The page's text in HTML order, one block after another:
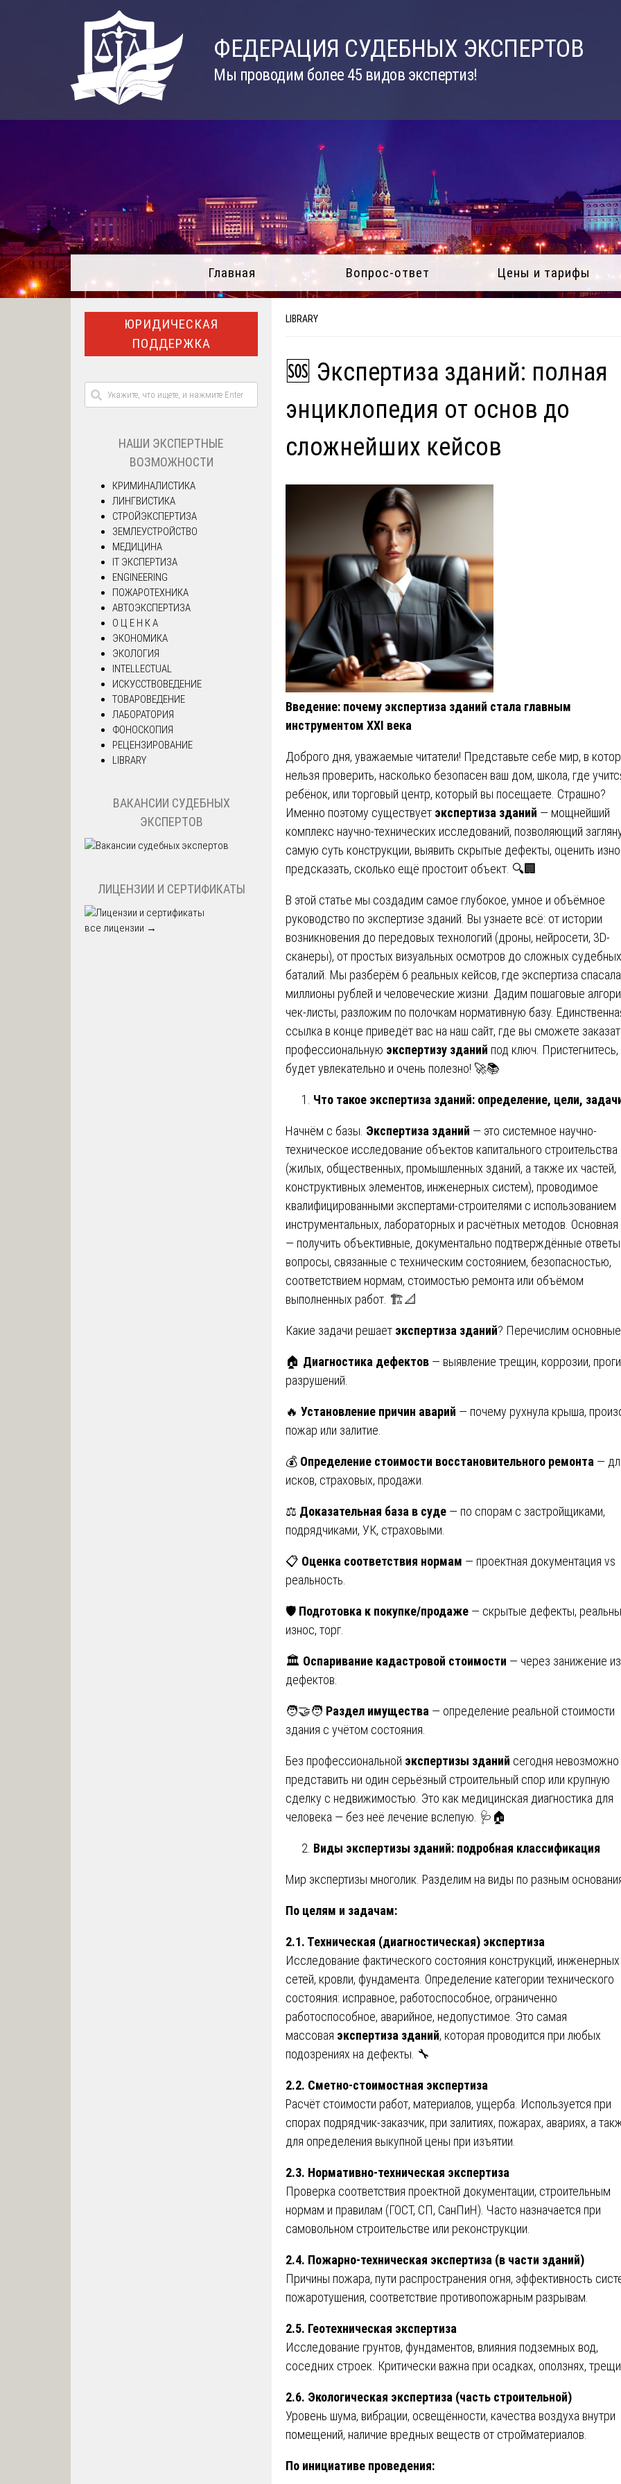
ФЕДЕРАЦИЯ СУДЕБНЫХ ЭКСПЕРТОВ
Мы проводим более 45 видов экспертиз!
Главная Вопрос-ответ Цены и тарифы
LIBRARY
🆘 Экспертиза зданий: полная
энциклопедия от основ до
сложнейших кейсов
Введение: почему экспертиза зданий стала главным
инструментом XXI века
Доброго дня, уважаемые читатели! Представьте себе мир, в
нельзя проверить, насколько безопасен ваш дом, школа, где
ребёнок, или торговый центр, который вы посещаете. Страшно?
Именно поэтому существует экспертиза зданий — мощнейший
комплекс научно-технических исследований, позволяющий
самую суть конструкции, выявить скрытые дефекты, оценить
предсказать, сколько ещё простоит объект. 🔍🏢
В этой статье мы создадим самое глубокое, умное и объёмное
руководство по экспертизе зданий. Вы узнаете всё: от истории
возникновения до передовых технологий (дроны, нейросети, 3D-
сканеры), от простых визуальных осмотров до сложных судебных
баталий. Мы разберём 6 реальных кейсов, где экспертиза спасала
миллионы рублей и человеческие жизни. Дадим пошаговые
чек-листы, разложим по полочкам нормативную базу.
ссылка в конце приведёт вас на наш сайт, где вы сможете
профессиональную экспертизу зданий под ключ. Пристегнитесь,
будет увлекательно и очень полезно! 🚀📚
Что такое экспертиза зданий: определение, цели,
Начнём с базы. Экспертиза зданий — это системное научно-
техническое исследование объектов капитального строительства
(жилых, общественных, промышленных зданий, а также их частей,
конструктивных элементов, инженерных систем), проводимое
квалифицированными экспертами-строителями с использованием
инструментальных, лабораторных и расчётных методов. Основная
— получить объективные, документально подтверждённые
вопросы, связанные с техническим состоянием, безопасностью,
соответствием нормам, стоимостью ремонта или объёмом
выполненных работ. 🏗️📐
Какие задачи решает экспертиза зданий? Перечислим
🏠 Диагностика дефектов — выявление трещин, коррозии,
разрушений.
🔥 Установление причин аварий — почему рухнула крыша,
пожар или залитие.
💰 Определение стоимости восстановительного ремонта —
исков, страховых, продажи.
⚖️ Доказательная база в суде — по спорам с застройщиками,
подрядчиками, УК, страховыми.
📋 Оценка соответствия нормам — проектная документация vs
реальность.
🛡️ Подготовка к покупке/продаже — скрытые дефекты,
износ, торг.
🏛️ Оспаривание кадастровой стоимости — через занижение
дефектов.
🧑‍🤝‍🧑 Раздел имущества — определение реальной стоимости
здания с учётом состояния.
Без профессиональной экспертизы зданий сегодня невозможно
представить ни один серьёзный строительный спор или крупную
сделку с недвижимостью. Это как медицинская диагностика для
человека — без неё лечение вслепую. 🩺🏠
Виды экспертизы зданий: подробная классификация
Мир экспертизы многолик. Разделим на виды по разным
По целям и задачам:
2.1. Техническая (диагностическая) экспертиза
Исследование фактического состояния конструкций, инженерных
сетей, кровли, фундамента. Определение категории технического
состояния: исправное, работоспособное, ограниченно
работоспособное, аварийное, недопустимое. Это самая
массовая экспертиза зданий, которая проводится при любых
подозрениях на дефекты. 🔧
2.2. Сметно-стоимостная экспертиза
Расчёт стоимости работ, материалов, ущерба. Используется при
спорах подрядчик-заказчик, при залитиях, пожарах, авариях, а
для определения выкупной цены при изъятии.
2.3. Нормативно-техническая экспертиза
Проверка соответствия проектной документации, строительным
нормам и правилам (ГОСТ, СП, СанПиН). Часто назначается при
самовольном строительстве или реконструкции.
2.4. Пожарно-техническая экспертиза (в части зданий)
Причины пожара, пути распространения огня, эффективность
пожаротушения, соответствие противопожарным разрывам.
2.5. Геотехническая экспертиза
Исследование грунтов, фундаментов, влияния подземных вод,
соседних строек. Критически важна при осадках, оползнях,
2.6. Экологическая экспертиза (часть строительной)
Уровень шума, вибрации, освещённости, качества воздуха внутри
помещений, наличие вредных веществ от стройматериалов.
По инициативе проведения:
ЮРИДИЧЕСКАЯ
ПОДДЕРЖКА
НАШИ ЭКСПЕРТНЫЕ
ВОЗМОЖНОСТИ
КРИМИНАЛИСТИКА
ЛИНГВИСТИКА
СТРОЙЭКСПЕРТИЗА
ЗЕМЛЕУСТРОЙСТВО
МЕДИЦИНА
IT ЭКСПЕРТИЗА
ENGINEERING
ПОЖАРОТЕХНИКА
АВТОЭКСПЕРТИЗА
О Ц Е Н К А
ЭКОНОМИКА
ЭКОЛОГИЯ
INTELLECTUAL
ИСКУССТВОВЕДЕНИЕ
ТОВАРОВЕДЕНИЕ
ЛАБОРАТОРИЯ
ФОНОСКОПИЯ
РЕЦЕНЗИРОВАНИЕ
LIBRARY
ВАКАНСИИ СУДЕБНЫХ
ЭКСПЕРТОВ
ЛИЦЕНЗИИ И СЕРТИФИКАТЫ
все лицензии →